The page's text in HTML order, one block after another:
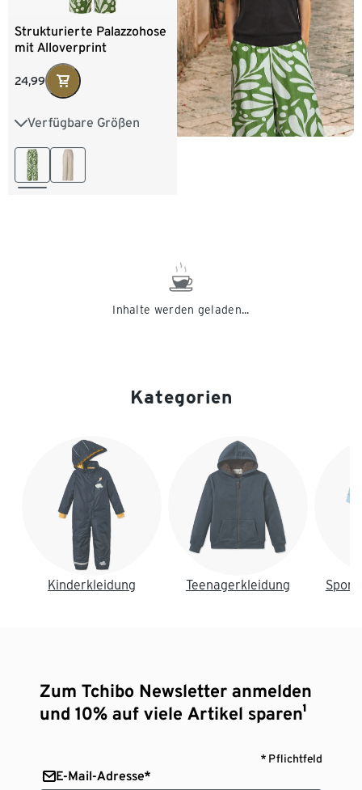
Strukturierte Palazzohose
mit Alloverprint
24,99
Verfügbare Größen
36 38 40 42
44 46
Inhalte werden geladen...
Kategorien
Kinderkleidung Teenagerkleidung
Zum Tchibo Newsletter anmelden
und 10% auf viele Artikel sparen¹
* Pflichtfeld
E-Mail-Adresse*